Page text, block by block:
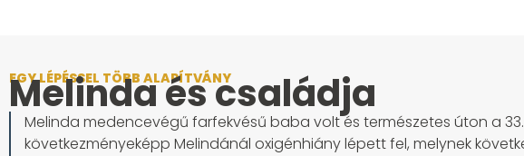
EGY LÉPÉSSEL TÖBB ALAPÍTVÁNY
Melinda és családja
Melinda medencevégű farfekvésű baba volt és természetes úton a
következményeképp Melindánál oxigénhiány lépett fel, melynek